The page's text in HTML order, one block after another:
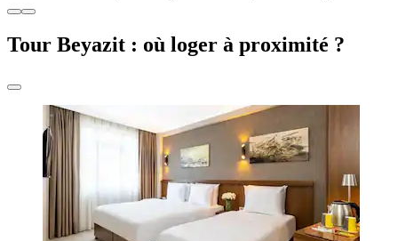
Tour Beyazit : où loger à proximité ?